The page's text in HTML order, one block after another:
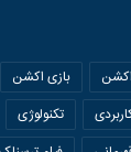
اکشن بازی اکشن
تکنولوژی